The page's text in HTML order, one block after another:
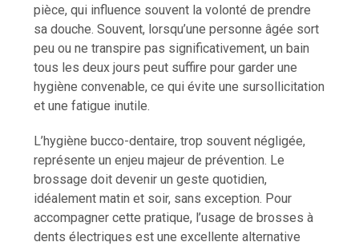
pièce, qui influence souvent la volonté de prendre
sa douche. Souvent, lorsqu’une personne âgée sort
peu ou ne transpire pas significativement, un bain
tous les deux jours peut suffire pour garder une
hygiène convenable, ce qui évite une sursollicitation
et une fatigue inutile.
L’hygiène bucco-dentaire, trop souvent négligée,
représente un enjeu majeur de prévention. Le
brossage doit devenir un geste quotidien,
idéalement matin et soir, sans exception. Pour
accompagner cette pratique, l’usage de brosses à
dents électriques est une excellente alternative